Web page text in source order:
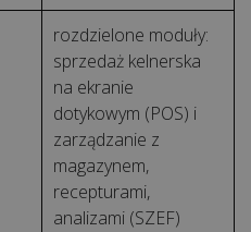
rozdzielone moduły:
sprzedaż kelnerska
na ekranie
dotykowym (POS) i
zarządzanie z
magazynem,
recepturami,
analizami (SZEF)